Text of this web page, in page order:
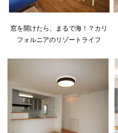
窓を開けたら、まるで海！？カリ
フォルニアのリゾートライフ